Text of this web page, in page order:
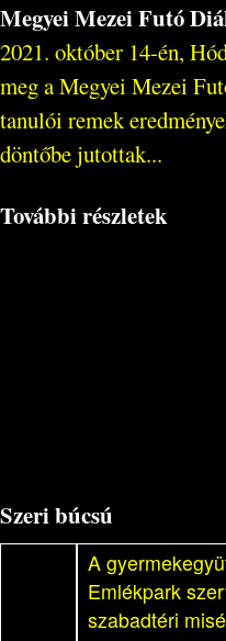
Megyei Mezei Futó
2021. október 14-én,
meg a Megyei Mezei
tanulói remek
döntőbe jutottak...
További részletek
Szeri búcsú
A
Emlékpark
szabadtéri